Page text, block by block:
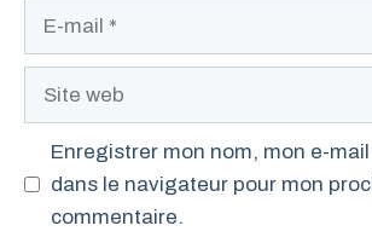
Site
Enregistrer mon nom, mon e-
dans le navigateur pour mon
commentaire.